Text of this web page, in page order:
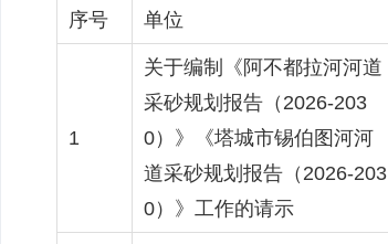
序号 单位
1
关于编制《阿不都拉河河道
采砂规划报告（2026-203
0）》《塔城市锡伯图河河
道采砂规划报告（2026-203
0）》工作的请示